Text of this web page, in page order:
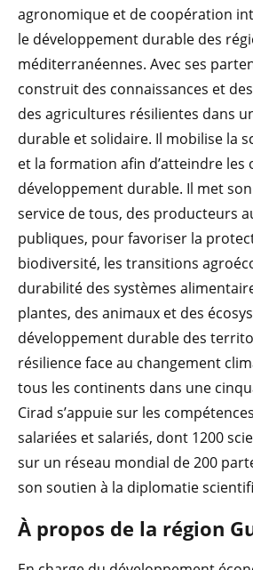
agronomique et de coopération
le développement durable des
méditerranéennes. Avec ses
construit des connaissances et
des agricultures résilientes dans
durable et solidaire. Il mobilise la
et la formation afin d’atteindre les
développement durable. Il met
service de tous, des producteurs
publiques, pour favoriser la
biodiversité, les transitions
durabilité des systèmes
plantes, des animaux et des
développement durable des
résilience face au changement
tous les continents dans une
Cirad s’appuie sur les
salariées et salariés, dont 1200
sur un réseau mondial de 200
son soutien à la diplomatie
À propos de la région